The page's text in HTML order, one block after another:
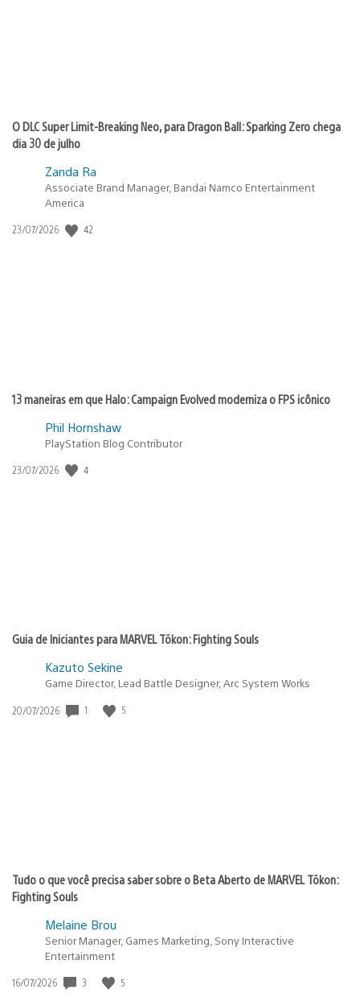
O DLC Super Limit-Breaking Neo, para Dragon Ball: Sparking Zero chega
dia 30 de julho
Zanda Ra
Associate Brand Manager, Bandai Namco Entertainment
America
Data
23/07/2026 42
13 maneiras em que Halo: Campaign Evolved moderniza o FPS icônico
Phil Hornshaw
PlayStation Blog Contributor
Data
23/07/2026 4
Guia de Iniciantes para MARVEL Tōkon: Fighting Souls
Kazuto Sekine
Game Director, Lead Battle Designer, Arc System Works
Data
20/07/2026 1 5
Tudo o que você precisa saber sobre o Beta Aberto de MARVEL Tōkon:
Fighting Souls
Melaine Brou
Senior Manager, Games Marketing, Sony Interactive
Entertainment
Data
16/07/2026 3 5